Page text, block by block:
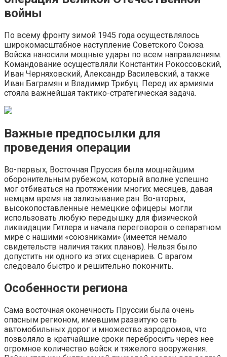
войны
По всему фронту зимой 1945 года осуществлялось
широкомасштабное наступление Советского Союза.
Войска наносили мощные удары по всем направлениям.
Командование осуществляли Константин Рокоссовский,
Иван Черняховский, Александр Василевский, а также
Иван Баграмян и Владимир Трибуц. Перед их армиями
стояла важнейшая тактико-стратегическая задача.
Важные предпосылки для
проведения операции
Во-первых, Восточная Пруссия была мощнейшим
оборонительным рубежом, который вполне успешно
мог отбиваться на протяжении многих месяцев, давая
немцам время на зализывание ран. Во-вторых,
высокопоставленные немецкие офицеры могли
использовать любую передышку для физической
ликвидации Гитлера и начала переговоров о сепаратном
мире с нашими «союзниками» (имеется немало
свидетельств наличия таких планов). Нельзя было
допустить ни одного из этих сценариев. С врагом
следовало быстро и решительно покончить.
Особенности региона
Сама восточная оконечность Пруссии была очень
опасным регионом, имевшим развитую сеть
автомобильных дорог и множество аэродромов, что
позволяло в кратчайшие сроки перебросить через нее
огромное количество войск и тяжелого вооружения.